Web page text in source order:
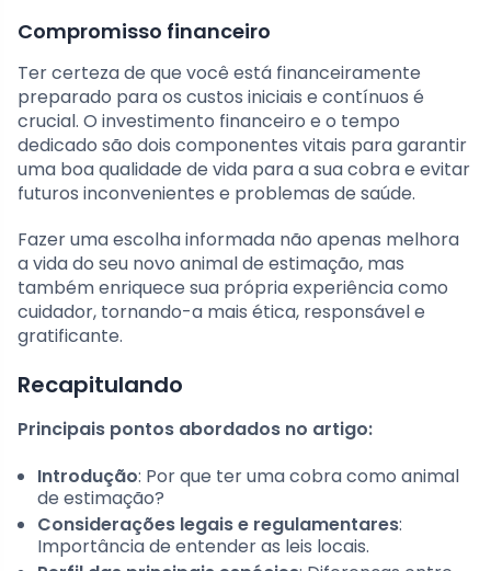
Compromisso financeiro
Ter certeza de que você está financeiramente
preparado para os custos iniciais e contínuos é
crucial. O investimento financeiro e o tempo
dedicado são dois componentes vitais para garantir
uma boa qualidade de vida para a sua cobra e evitar
futuros inconvenientes e problemas de saúde.
Fazer uma escolha informada não apenas melhora
a vida do seu novo animal de estimação, mas
também enriquece sua própria experiência como
cuidador, tornando-a mais ética, responsável e
gratificante.
Recapitulando
Principais pontos abordados no artigo:
Introdução: Por que ter uma cobra como animal
de estimação?
Considerações legais e regulamentares:
Importância de entender as leis locais.